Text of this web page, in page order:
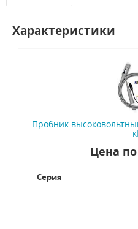
Характеристики
Пробник
Цена
Серия